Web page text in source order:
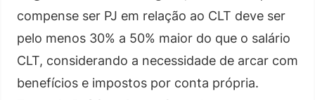
compense ser PJ em relação ao CLT deve ser
pelo menos 30% a 50% maior do que o salário
CLT, considerando a necessidade de arcar com
benefícios e impostos por conta própria.